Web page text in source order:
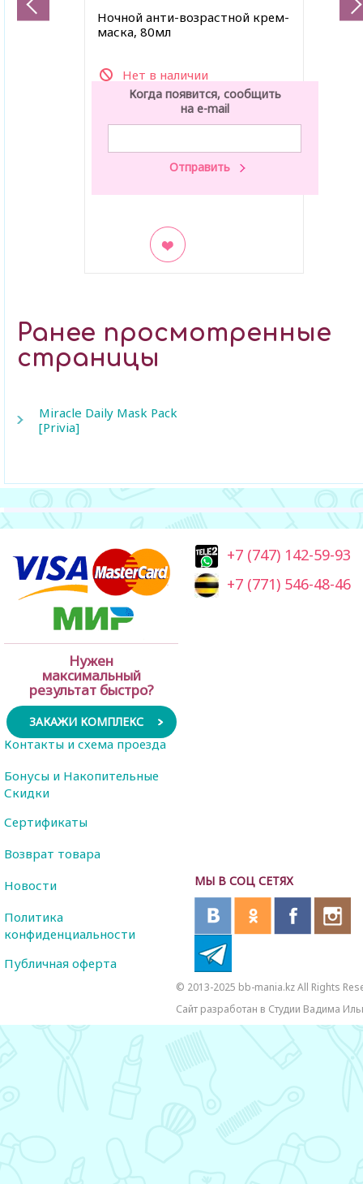
Ночной анти-возрастной крем-
маска, 80мл
Нет в наличии
Когда появится, сообщить
на e-mail
Ранее просмотренные
страницы
Miracle Daily Mask Pack
[Privia]
Нужен
максимальный
результат быстро?
ЗАКАЖИ КОМПЛЕКС
+7 (747) 142-59-93
+7 (771) 546-48-46
МЫ В СОЦ СЕТЯХ
Контакты и схема проезда
Бонусы и Накопительные
Скидки
Сертификаты
Возврат товара
Новости
Политика
конфиденциальности
Публичная оферта
© 2013-2025 bb-mania.kz All Rights
Сайт разработан в Студии Вадима